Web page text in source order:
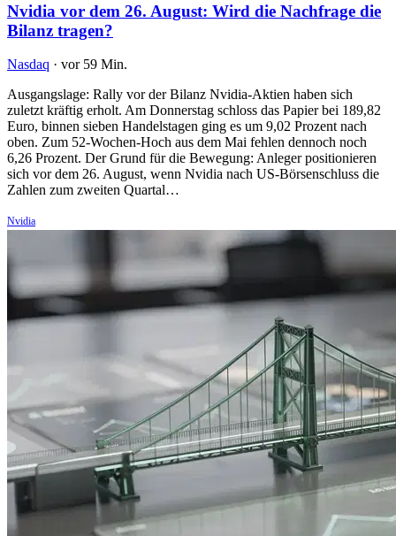
Nvidia vor dem 26. August: Wird die Nachfrage die
Bilanz tragen?
Nasdaq · vor 59 Min.
Ausgangslage: Rally vor der Bilanz Nvidia-Aktien haben sich
zuletzt kräftig erholt. Am Donnerstag schloss das Papier bei 189,82
Euro, binnen sieben Handelstagen ging es um 9,02 Prozent nach
oben. Zum 52-Wochen-Hoch aus dem Mai fehlen dennoch noch
6,26 Prozent. Der Grund für die Bewegung: Anleger positionieren
sich vor dem 26. August, wenn Nvidia nach US-Börsenschluss die
Zahlen zum zweiten Quartal…
Nvidia